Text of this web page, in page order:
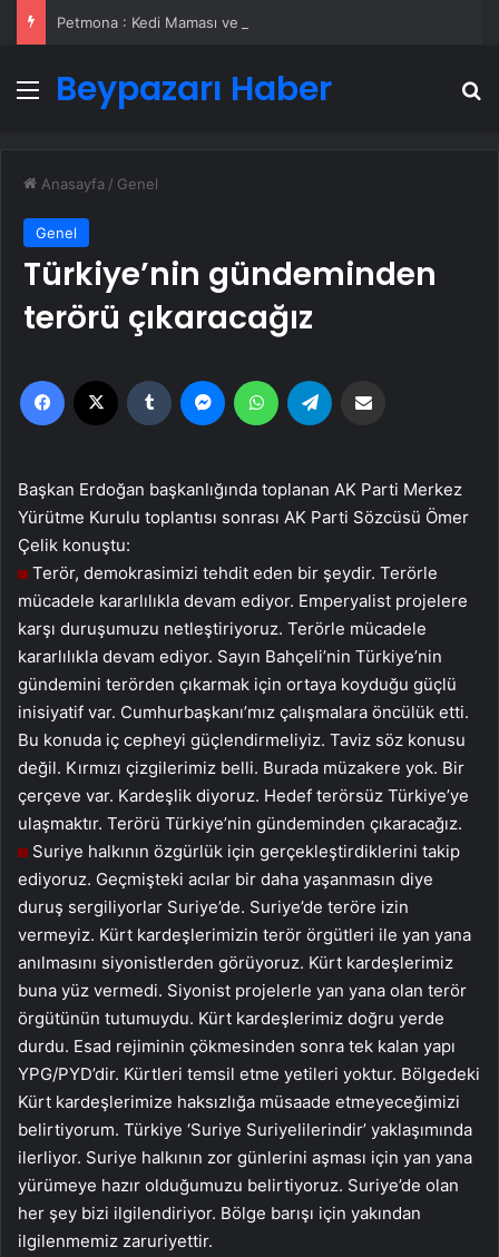
Menü
Beypazarı Haber
Anasayfa / Genel
Genel
Türkiye’nin gündeminden
terörü çıkaracağız
Facebook Tumblr MessengerWhatsApp
Başkan Erdoğan başkanlığında toplanan AK Parti Merkez
Yürütme Kurulu toplantısı sonrası AK Parti Sözcüsü Ömer
Çelik konuştu:
Terör, demokrasimizi tehdit eden bir şeydir. Terörle
mücadele kararlılıkla devam ediyor. Emperyalist projelere
karşı duruşumuzu netleştiriyoruz. Terörle mücadele
kararlılıkla devam ediyor. Sayın Bahçeli’nin Türkiye’nin
gündemini terörden çıkarmak için ortaya koyduğu güçlü
inisiyatif var. Cumhurbaşkanı’mız çalışmalara öncülük etti.
Bu konuda iç cepheyi güçlendirmeliyiz. Taviz söz konusu
değil. Kırmızı çizgilerimiz belli. Burada müzakere yok. Bir
çerçeve var. Kardeşlik diyoruz. Hedef terörsüz Türkiye’ye
ulaşmaktır. Terörü Türkiye’nin gündeminden çıkaracağız.
Suriye halkının özgürlük için gerçekleştirdiklerini takip
ediyoruz. Geçmişteki acılar bir daha yaşanmasın diye
duruş sergiliyorlar Suriye’de. Suriye’de teröre izin
vermeyiz. Kürt kardeşlerimizin terör örgütleri ile yan yana
anılmasını siyonistlerden görüyoruz. Kürt kardeşlerimiz
buna yüz vermedi. Siyonist projelerle yan yana olan terör
örgütünün tutumuydu. Kürt kardeşlerimiz doğru yerde
durdu. Esad rejiminin çökmesinden sonra tek kalan yapı
YPG/PYD’dir. Kürtleri temsil etme yetileri yoktur. Bölgedeki
Kürt kardeşlerimize haksızlığa müsaade etmeyeceğimizi
belirtiyorum. Türkiye ‘Suriye Suriyelilerindir’ yaklaşımında
ilerliyor. Suriye halkının zor günlerini aşması için yan yana
yürümeye hazır olduğumuzu belirtiyoruz. Suriye’de olan
her şey bizi ilgilendiriyor. Bölge barışı için yakından
ilgilenmemiz zaruriyettir.